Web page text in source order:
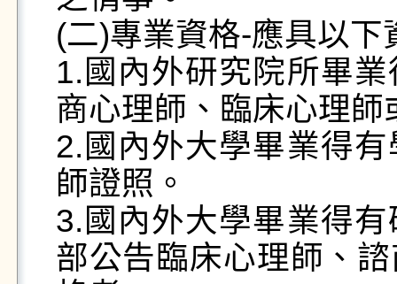
(二)專業資格-應具以
1.國內外研究院所畢
商心理師、臨床心理
2.國內外大學畢業得
師證照。
3.國內外大學畢業得
部公告臨床心理師、